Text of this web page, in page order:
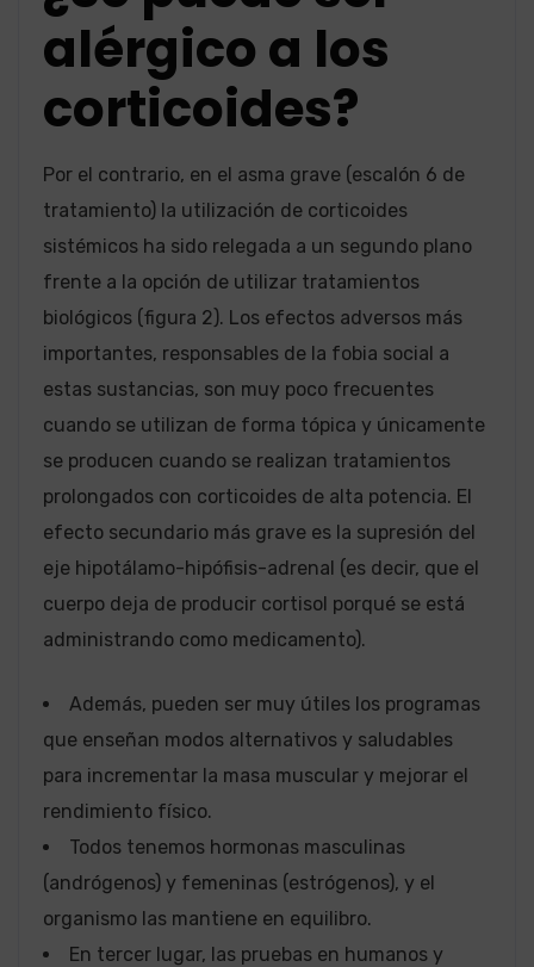
alérgico a los
corticoides?
Por el contrario, en el asma grave (escalón 6 de
tratamiento) la utilización de corticoides
sistémicos ha sido relegada a un segundo plano
frente a la opción de utilizar tratamientos
biológicos (figura 2). Los efectos adversos más
importantes, responsables de la fobia social a
estas sustancias, son muy poco frecuentes
cuando se utilizan de forma tópica y únicamente
se producen cuando se realizan tratamientos
prolongados con corticoides de alta potencia. El
efecto secundario más grave es la supresión del
eje hipotálamo-hipófisis-adrenal (es decir, que el
cuerpo deja de producir cortisol porqué se está
administrando como medicamento).
Además, pueden ser muy útiles los programas
que enseñan modos alternativos y saludables
para incrementar la masa muscular y mejorar el
rendimiento físico.
Todos tenemos hormonas masculinas
(andrógenos) y femeninas (estrógenos), y el
organismo las mantiene en equilibro.
En tercer lugar, las pruebas en humanos y